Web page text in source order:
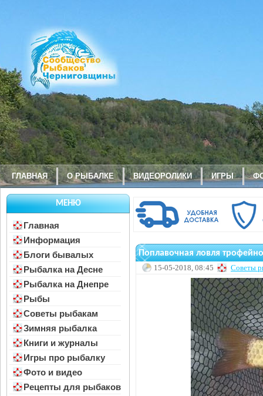
ГЛАВНАЯ О РЫБАЛКЕ ВИДЕОРОЛИКИ ИГРЫ
МЕНЮ
Главная
Информация
Блоги бывалых
Рыбалка на Десне
Рыбалка на Днепре
Рыбы
Советы рыбакам
Зимняя рыбалка
Книги и журналы
Игры про рыбалку
Фото и видео
Рецепты для рыбаков
Поплавочная ловля
15-05-2018, 08:45 Советы